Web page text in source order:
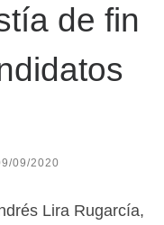
de fin
09/2020
Lira Rugarcía,